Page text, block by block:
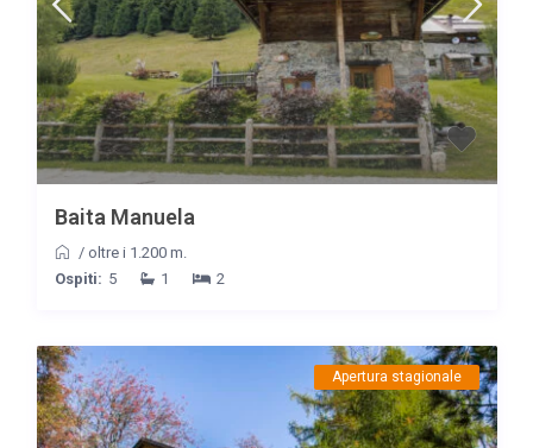
Baita Manuela
/ oltre i 1.200 m.
Ospiti: 5 1 2
Apertura stagionale